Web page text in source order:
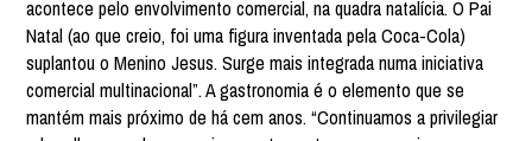
acontece pelo envolvimento comercial, na quadra natalícia. O Pai
Natal (ao que creio, foi uma figura inventada pela Coca-Cola)
suplantou o Menino Jesus. Surge mais integrada numa iniciativa
comercial multinacional”. A gastronomia é o elemento que se
mantém mais próximo de há cem anos. “Continuamos a privilegiar